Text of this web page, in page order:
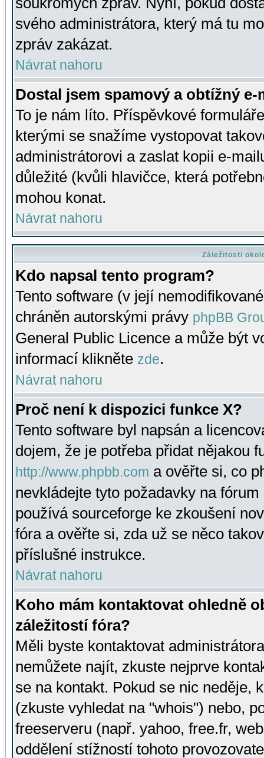
svého administrátora, který má tu
zpráv zakázat.
Návrat nahoru
Dostal jsem spamový a obtížný
To je nám líto. Příspěvkové
kterými se snažíme vystopovat
administrátorovi a zaslat kopii e-
důležité (kvůli hlavičce, která
mohou konat.
Návrat nahoru
Záležitosti
Kdo napsal tento program?
Tento software (v její
chráněn autorskými právy phpBB
General Public Licence a může být
informací klikněte zde.
Návrat nahoru
Proč není k dispozici funkce X?
Tento software byl napsán a
dojem, že je potřeba přidat nějakou
http://www.phpbb.com a ověřte si, co
nevkládejte tyto požadavky na
používá sourceforge ke zkoušení
fóra a ověřte si, zda už se něco
příslušné instrukce.
Návrat nahoru
Koho mám kontaktovat ohledně
záležitostí fóra?
Měli byste kontaktovat
nemůžete najít, zkuste nejprve
se na kontakt. Pokud se nic neděje,
(zkuste vyhledat na "whois") nebo,
freeserveru (např. yahoo, free.fr,
oddělení stížností tohoto